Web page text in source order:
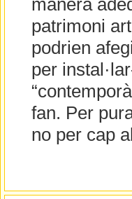
manera
patrimoni
podrien
per
fan. Per
no per cap